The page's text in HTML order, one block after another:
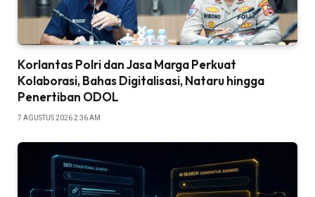
Korlantas Polri dan Jasa Marga Perkuat
Kolaborasi, Bahas Digitalisasi, Nataru hingga
Penertiban ODOL
7 AGUSTUS 2026 2:36 AM